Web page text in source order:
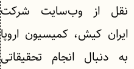
نقل از وب‌سایت شرکت
ایران کیش، کمیسیون اروپا
به دنبال انجام تحقیقاتی